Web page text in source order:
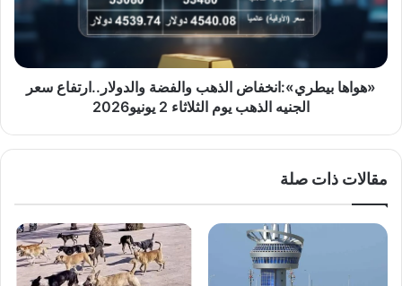
سعر
يوم
الثلاثاء
«هواها بيطري»:انخفاض الذهب والفضة والدولار..ارتفاع سعر
الجنيه الذهب يوم الثلاثاء 2 يونيو2026
مقالات ذات صلة